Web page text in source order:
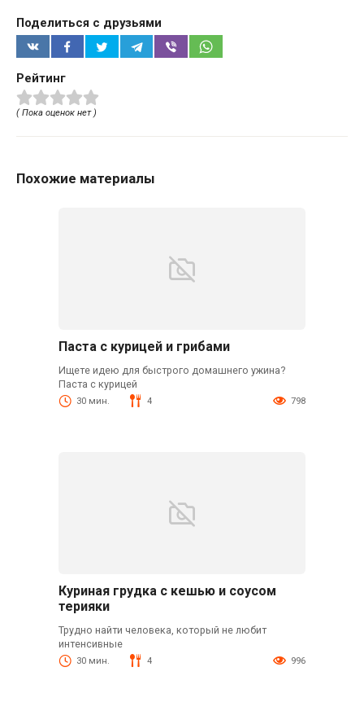
Поделиться с друзьями
Рейтинг
( Пока оценок нет )
Похожие материалы
Паста с курицей и грибами
Ищете идею для быстрого домашнего ужина?
Паста с курицей
30 мин. 4 798
Куриная грудка с кешью и соусом
терияки
Трудно найти человека, который не любит
интенсивные
30 мин. 4 996